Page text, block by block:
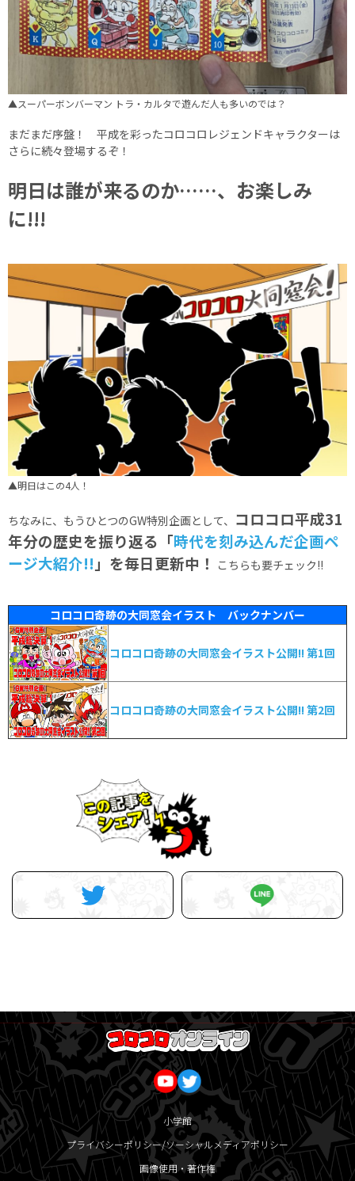
▲スーパーボンバーマン トラ・カルタで遊んだ人も多いのでは？
まだまだ序盤！ 平成を彩ったコロコロレジェンドキャラクターは
さらに続々登場するぞ！
明日は誰が来るのか……、お楽しみ
に!!!
▲明日はこの4人！
ちなみに、もうひとつのGW特別企画として、 コロコロ平成31
年分の歴史を振り返る「時代を刻み込んだ企画ペ
ージ大紹介!! 」を毎日更新中！ こちらも要チェック!!
コロコロ奇跡の大同窓会イラスト バックナンバー
コロコロ奇跡の大同窓会イラスト公開!! 第1回
コロコロ奇跡の大同窓会イラスト公開!! 第2回
小学館
プライバシーポリシー/ソーシャルメディアポリシー
画像使用・著作権